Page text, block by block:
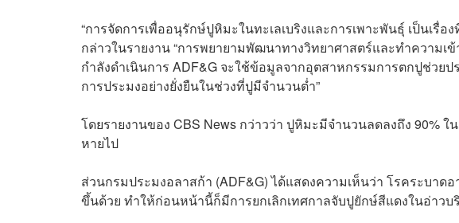
“การจัดการเพื่ออนุรักษ์ปูหิมะในทะเลเบริงและการเพาะพันธุ์ เป็นเ
กล่าวในรายงาน “การพยายามพัฒนาทางวิทยาศาสตร์และทำความเ
กำลังดำเนินการ ADF&G จะใช้ข้อมูลจากอุตสาหกรรมการตกปูช่วย
การประมงอย่างยั่งยืนในช่วงที่ปูมีจำนวนต่ำ”
โดยรายงานของ CBS News กว่าวว่า ปูหิมะมีจำนวนลดลงถึง 90%
หายไป
ส่วนกรมประมงอลาสก้า (ADF&G) ได้แสดงความเห็นว่า โรคระบา
ขึ้นด้วย ทำให้ก่อนหน้านี้ก็มีการยกเลิกเทศกาลจับปูยักษ์สีแดงในอ่าวบ